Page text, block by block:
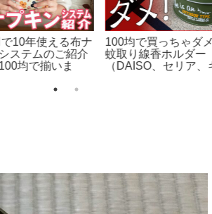
できる激
の作り
、旅行
セリア スチールメモス
タンド＆スマホホルダー
＆マルチホルダー＆ケー